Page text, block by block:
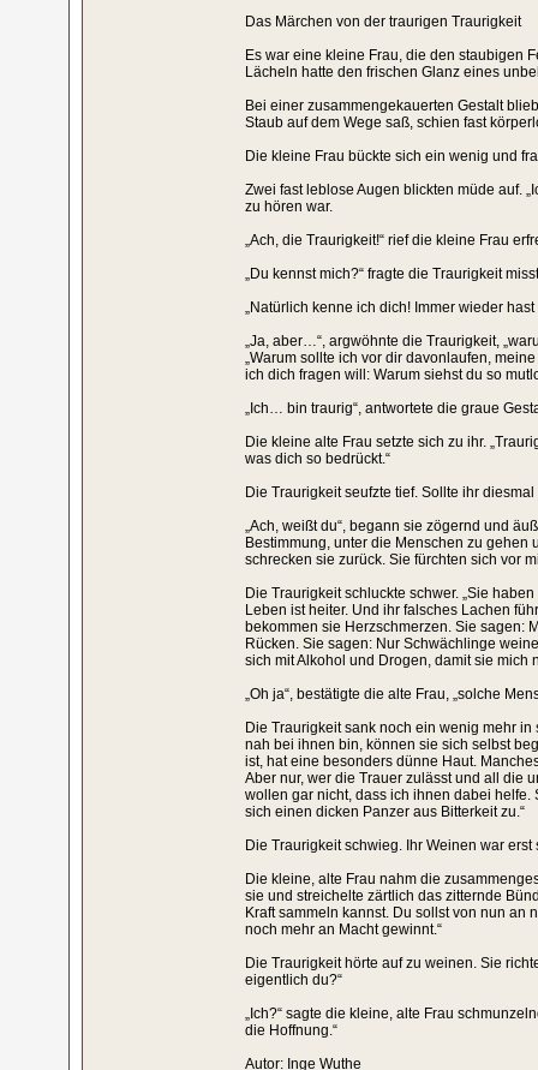
Das Märchen von der traurigen Traurigkeit
Es war eine kleine Frau, die den staubigen
Lächeln hatte den frischen Glanz eines
Bei einer zusammengekauerten Gestalt
Staub auf dem Wege saß, schien fast
Die kleine Frau bückte sich ein wenig und
Zwei fast leblose Augen blickten müde auf.
zu hören war.
„Ach, die Traurigkeit!“ rief die kleine Frau
„Du kennst mich?“ fragte die Traurigkeit
„Natürlich kenne ich dich! Immer wieder
„Ja, aber…“, argwöhnte die Traurigkeit,
„Warum sollte ich vor dir davonlaufen,
ich dich fragen will: Warum siehst du so
„Ich… bin traurig“, antwortete die graue
Die kleine alte Frau setzte sich zu ihr.
was dich so bedrückt.“
Die Traurigkeit seufzte tief. Sollte ihr
„Ach, weißt du“, begann sie zögernd und
Bestimmung, unter die Menschen zu
schrecken sie zurück. Sie fürchten sich vor
Die Traurigkeit schluckte schwer. „Sie
Leben ist heiter. Und ihr falsches Lachen
bekommen sie Herzschmerzen. Sie sagen:
Rücken. Sie sagen: Nur Schwächlinge
sich mit Alkohol und Drogen, damit sie mich
„Oh ja“, bestätigte die alte Frau, „solche
Die Traurigkeit sank noch ein wenig mehr
nah bei ihnen bin, können sie sich selbst
ist, hat eine besonders dünne Haut.
Aber nur, wer die Trauer zulässt und all die
wollen gar nicht, dass ich ihnen dabei
sich einen dicken Panzer aus Bitterkeit zu.“
Die Traurigkeit schwieg. Ihr Weinen war
Die kleine, alte Frau nahm die
sie und streichelte zärtlich das zitternde
Kraft sammeln kannst. Du sollst von nun
noch mehr an Macht gewinnt.“
Die Traurigkeit hörte auf zu weinen. Sie
eigentlich du?“
„Ich?“ sagte die kleine, alte Frau
die Hoffnung.“
Autor: Inge Wuthe